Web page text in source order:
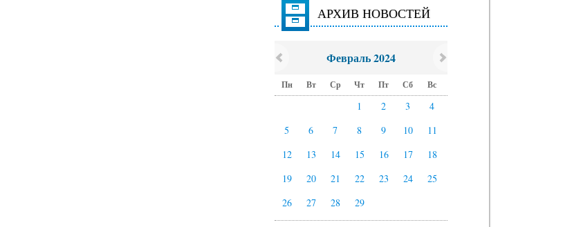
АРХИВ НОВОСТЕЙ
Февраль 2024
Пн Вт Ср Чт Пт Сб Вс
1 2 3
4
5
6 7 8 9 10
11
12
13 14 15 16 17
18
19
20 21 22 23 24
25
26
27 28 29